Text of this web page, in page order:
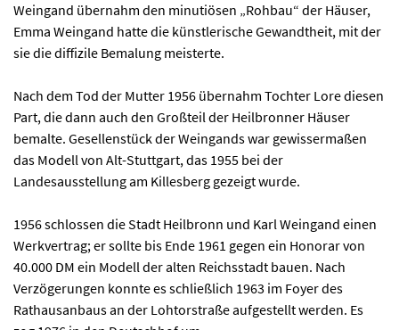
Weingand übernahm den minutiösen „Rohbau“ der Häuser,
Emma Weingand hatte die künstlerische Gewandtheit, mit der
sie die diffizile Bemalung meisterte.
Nach dem Tod der Mutter 1956 übernahm Tochter Lore diesen
Part, die dann auch den Großteil der Heilbronner Häuser
bemalte. Gesellenstück der Weingands war gewissermaßen
das Modell von Alt-Stuttgart, das 1955 bei der
Landesausstellung am Killesberg gezeigt wurde.
1956 schlossen die Stadt Heilbronn und Karl Weingand einen
Werkvertrag; er sollte bis Ende 1961 gegen ein Honorar von
40.000 DM ein Modell der alten Reichsstadt bauen. Nach
Verzögerungen konnte es schließlich 1963 im Foyer des
Rathausanbaus an der Lohtorstraße aufgestellt werden. Es